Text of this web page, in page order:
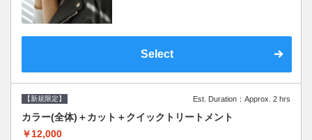
Select
【新規限定】 Est. Duration：Approx. 2 hrs
カラー(全体)＋カット＋クイックトリートメント
￥12,000